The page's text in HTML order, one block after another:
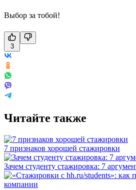
Выбор за тобой!
3
Читайте также
7 признаков хорошей стажировки
Зачем студенту стажировка: 7